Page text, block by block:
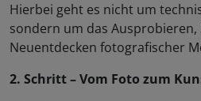
Hierbei geht es nicht um
sondern um das Ausprobieren,
Neuentdecken fotografischer
2. Schritt – Vom Foto zum